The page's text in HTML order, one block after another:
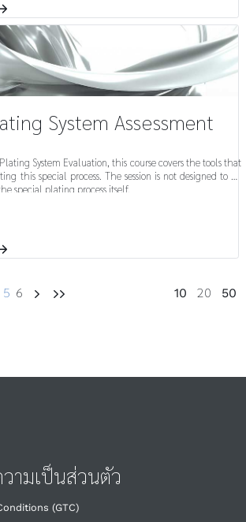
System Assessment
System Evaluation, this course covers the tools that
this special process. The session is not designed to be
special plating process itself.
5 6 V VV 10 20 50
ามเป็นส่วนตัว
(GTC)